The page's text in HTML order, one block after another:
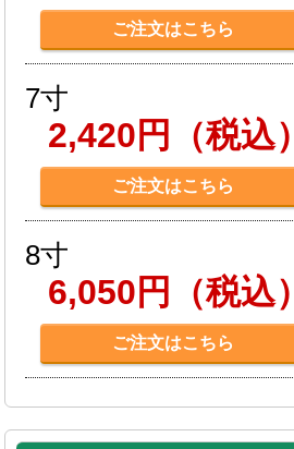
ご注文はこちら
7寸
2,420円（税込）
ご注文はこちら
8寸
6,050円（税込）
ご注文はこちら